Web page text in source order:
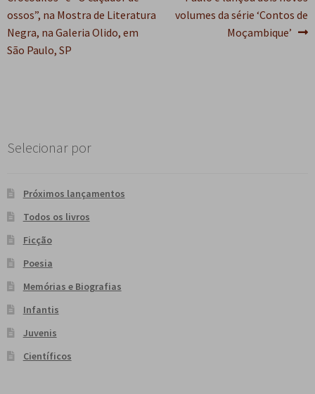
Post
ossos”, na Mostra de Literatura
Negra, na Galeria Olido, em
São Paulo, SP
volumes da série ‘Contos de
Moçambique’
Selecionar por
Próximos lançamentos
Todos os livros
Ficção
Poesia
Memórias e Biografias
Infantis
Juvenis
Científicos